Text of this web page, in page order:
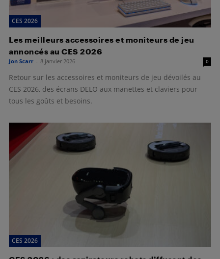
CES 2026
Les meilleurs accessoires et moniteurs de jeu
annoncés au CES 2026
Jon Scarr - 8 janvier 2026 0
Retour sur les accessoires et moniteurs de jeu dévoilés au
CES 2026, des écrans DELO aux manettes et claviers pour
tous les goûts et besoins.
CES 2026